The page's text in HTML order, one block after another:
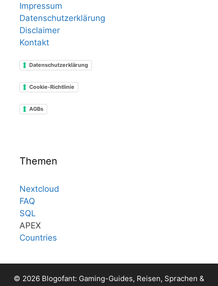
Impressum
Datenschutzerklärung
Disclaimer
Kontakt
Datenschutzerklärung
Cookie-Richtlinie
AGBs
Themen
Nextcloud
FAQ
SQL
APEX
Countries
© 2026 Blogofant: Gaming-Guides, Reisen, Sprachen &